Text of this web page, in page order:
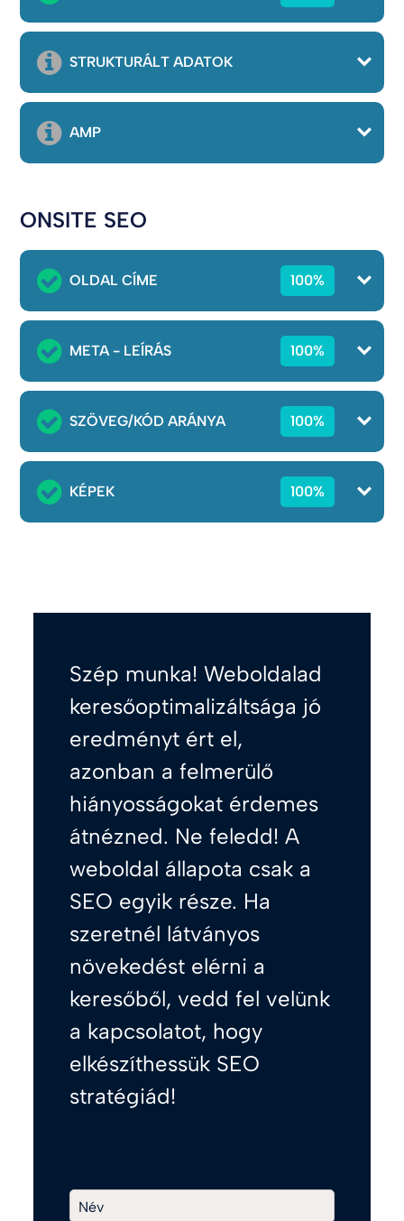
STRUKTURÁLT ADATOK
AMP
ONSITE SEO
OLDAL CÍME 100%
META - LEÍRÁS 100%
SZÖVEG/KÓD ARÁNYA 100%
KÉPEK 100%
Szép munka! Weboldalad
keresőoptimalizáltsága jó
eredményt ért el,
azonban a felmerülő
hiányosságokat érdemes
átnézned. Ne feledd! A
weboldal állapota csak a
SEO egyik része. Ha
szeretnél látványos
növekedést elérni a
keresőből, vedd fel velünk
a kapcsolatot, hogy
elkészíthessük SEO
stratégiád!
Név